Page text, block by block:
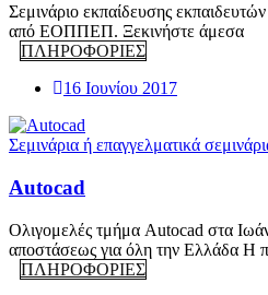
Σεμινάριο εκπαίδευσης
από ΕΟΠΠΕΠ. Ξεκινήστε άμεσα
ΠΛΗΡΟΦΟΡΙΕΣ
16 Ιουνίου 2017
Σεμινάρια ή επαγγελματικά
Autocad
Ολιγομελές τμήμα Autocad στα
αποστάσεως για όλη την Ελλάδα Η
ΠΛΗΡΟΦΟΡΙΕΣ